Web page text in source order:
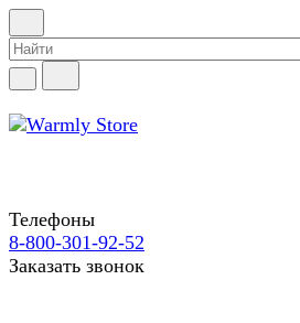
Телефоны
8-800-301-92-52
Заказать звонок